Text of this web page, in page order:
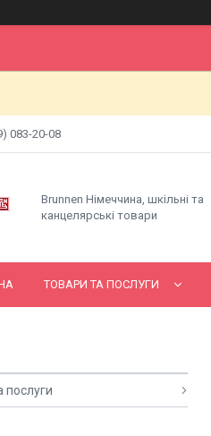
083-20-08
Brunnen Німеччина, шкільні та
канцелярські товари
ТОВАРИ ТА ПОСЛУГИ
послуги